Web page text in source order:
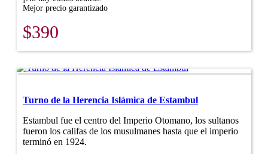
Mejor precio garantizado
$390
Turno de la Herencia Islámica de Estambul
Estambul fue el centro del Imperio Otomano, los sultanos
fueron los califas de los musulmanes hasta que el imperio
terminó en 1924.